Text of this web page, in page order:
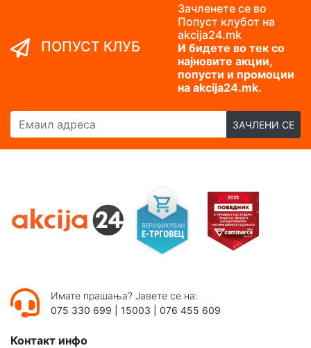
ПОПУСТ КЛУБ
Зачленете се во
Попуст клубот на
akcija24.mk
И бидете во тек со
најновите акции,
попусти и промоции
на akcija24.mk.
Емаил адреса
ЗАЧЛЕНИ СЕ
Имате прашања? Јавете се на:
075 330 699
15003 076 455 609
Контакт инфо